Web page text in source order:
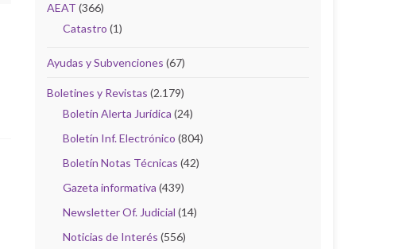
AEAT (366)
Catastro (1)
Ayudas y Subvenciones (67)
Boletines y Revistas (2.179)
Boletín Alerta Jurídica (24)
Boletín Inf. Electrónico (804)
Boletín Notas Técnicas (42)
Gazeta informativa (439)
Newsletter Of. Judicial (14)
Noticias de Interés (556)